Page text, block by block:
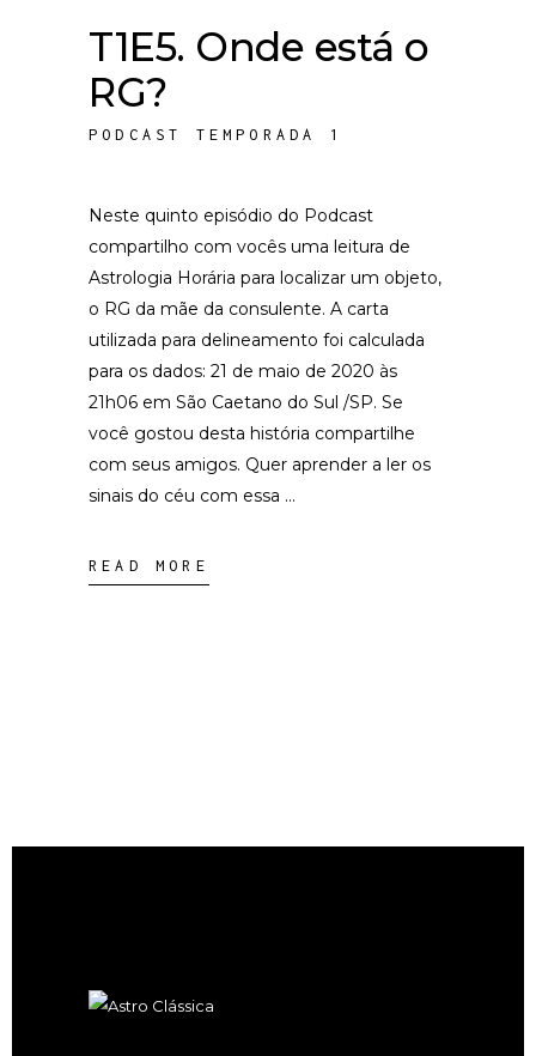
T1E5. Onde está o
RG?
PODCAST TEMPORADA 1
Neste quinto episódio do Podcast
compartilho com vocês uma leitura de
Astrologia Horária para localizar um objeto,
o RG da mãe da consulente. A carta
utilizada para delineamento foi calculada
para os dados: 21 de maio de 2020 às
21h06 em São Caetano do Sul /SP. Se
você gostou desta história compartilhe
com seus amigos. Quer aprender a ler os
sinais do céu com essa
READ MORE